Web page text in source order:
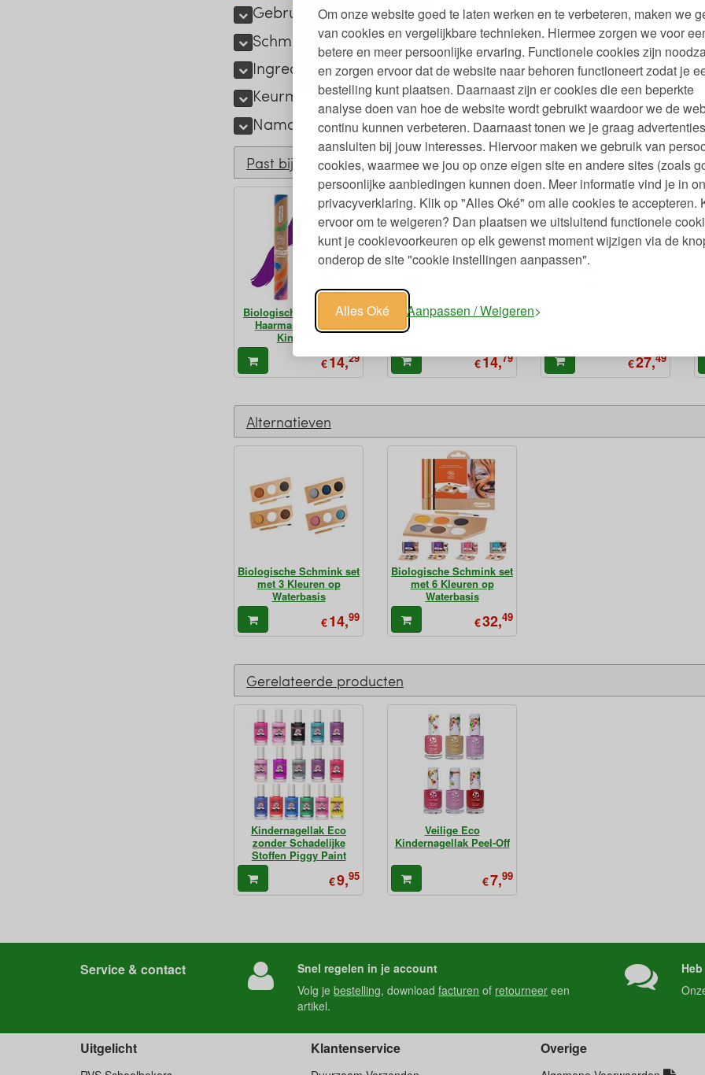
Om onze website goed te laten werken en te verbeteren, maken we
van cookies en vergelijkbare technieken. Hiermee zorgen we voor
betere en meer persoonlijke ervaring. Functionele cookies zijn
en zorgen ervoor dat de website naar behoren functioneert zodat je
bestelling kunt plaatsen. Daarnaast zijn er cookies die een beperkte
analyse doen van hoe de website wordt gebruikt waardoor we de
continu kunnen verbeteren. Daarnaast tonen we je graag
aansluiten bij jouw interesses. Hiervoor maken we gebruik van
cookies, waarmee we jou op onze eigen site en andere sites (zoals
persoonlijke aanbiedingen kunnen doen. Meer informatie vind je in
privacyverklaring. Klik op "Alles Oké" om alle cookies te accepteren.
ervoor om te weigeren? Dan plaatsen we uitsluitend functionele
kunt je cookievoorkeuren op elk gewenst moment wijzigen via de
onderop de site "cookie instellingen aanpassen".
Alles Oké Aanpassen / Weigeren
Gebruik natuurlijke schmink voor kinderen
Schmink verwijderen
Ingrediënten biologische schmink Namaki
Keurmerken en labels face painting pencils Namaki
Namaki natuurlijke make-up voor kinderen
Past bij
Biologische Gekleurde
Haarmascara voor
Kinderen
€14,29
Biologische
Kindermake-up met 3
€14,79 €27,49
Alternatieven
Biologische Schmink set
met 3 Kleuren op
Waterbasis
€14,99
Biologische Schmink set
met 6 Kleuren op
Waterbasis
€32,49
Gerelateerde producten
Kindernagellak Eco
zonder Schadelijke
Stoffen Piggy Paint
€9,95
Veilige Eco
Kindernagellak Peel-Off
€7,99
Service & contact
Snel regelen in je account
Volg jebestelling, downloadfacturen of retourneer een
artikel.
Klantenservice
Uitgelicht Overige